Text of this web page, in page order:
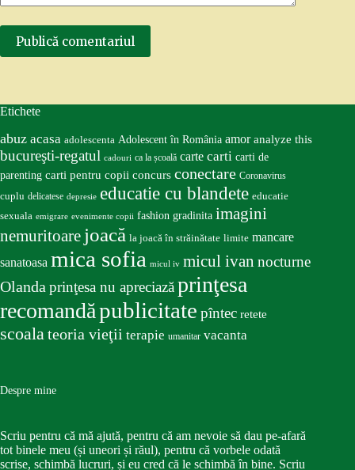
Publică comentariul
Etichete
abuz acasa adolescenta Adolescent în România amor analyze this
bucureşti-regatul cadouri ca la școală carte carti carti de
parenting carti pentru copii concurs conectare Coronavirus
cuplu delicatese depresie educatie cu blandete educatie
sexuala emigrare evenimente copii fashion gradinita imagini
nemuritoare joacă la joacă în străinătate limite mancare
sanatoasa mica sofia micul iv micul ivan nocturne
Olandaprinţesa nu apreciazăprinţesa
recomandăpublicitate pîntec retete
scoalateoria vieţii terapie umanitar vacanta
Despre mine
Scriu pentru că mă ajută, pentru că am nevoie să dau pe-afară
tot binele meu (și uneori și răul), pentru că vorbele odată
scrise, schimbă lucruri, și eu cred că le schimbă în bine. Scriu